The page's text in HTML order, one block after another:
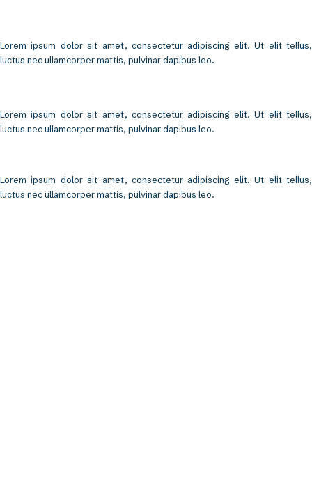
Lorem ipsum dolor sit amet, consectetur adipiscing elit. Ut elit tellus,
luctus nec ullamcorper mattis, pulvinar dapibus leo.
Lorem ipsum dolor sit amet, consectetur adipiscing elit. Ut elit tellus,
luctus nec ullamcorper mattis, pulvinar dapibus leo.
Lorem ipsum dolor sit amet, consectetur adipiscing elit. Ut elit tellus,
luctus nec ullamcorper mattis, pulvinar dapibus leo.